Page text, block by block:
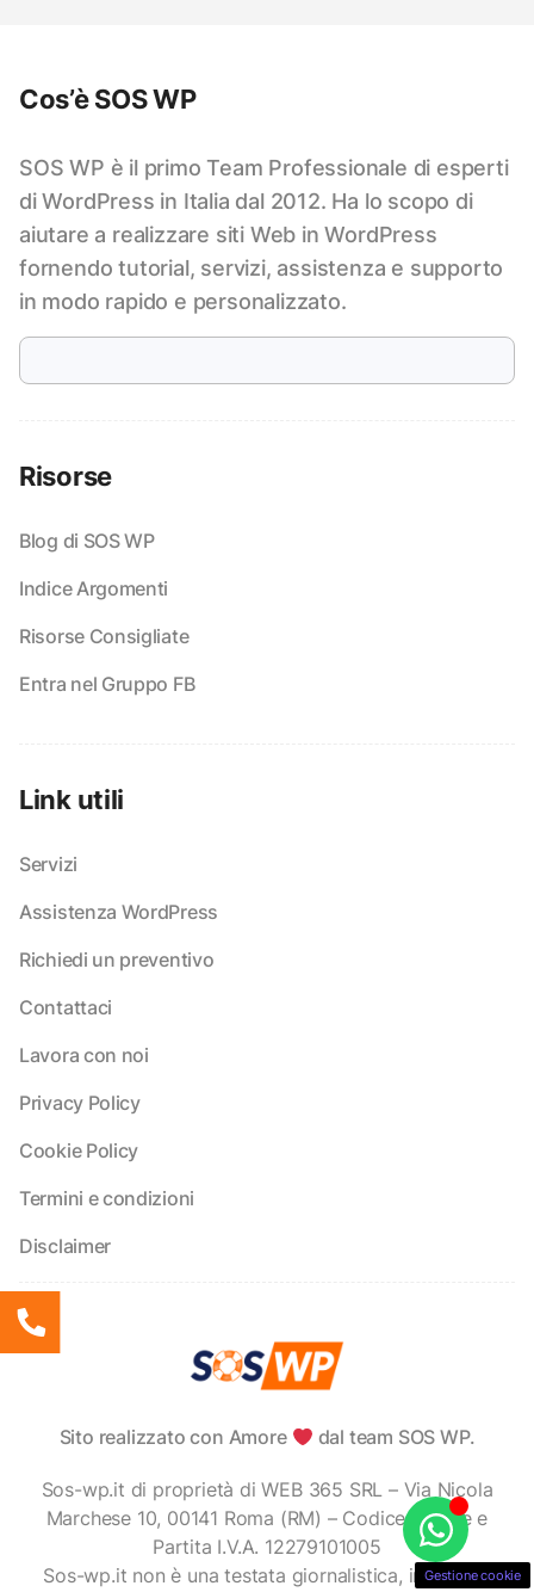
Cos’è SOS WP
SOS WP è il primo Team Professionale di esperti
di WordPress in Italia dal 2012. Ha lo scopo di
aiutare a realizzare siti Web in WordPress
fornendo tutorial, servizi, assistenza e supporto
in modo rapido e personalizzato.
Risorse
Blog di SOS WP
Indice Argomenti
Risorse Consigliate
Entra nel Gruppo FB
Link utili
Servizi
Assistenza WordPress
Richiedi un preventivo
Contattaci
Lavora con noi
Privacy Policy
Cookie Policy
Termini e condizioni
Disclaimer
Sito realizzato con Amore dal team SOS WP.
Sos-wp.it di proprietà di WEB 365 SRL – Via Nicola
Marchese 10, 00141 Roma (RM) – Codice Fiscale e
Partita I.V.A. 12279101005
Sos-wp.it non è una testata giornalistica, in quanto
Gestione cookie